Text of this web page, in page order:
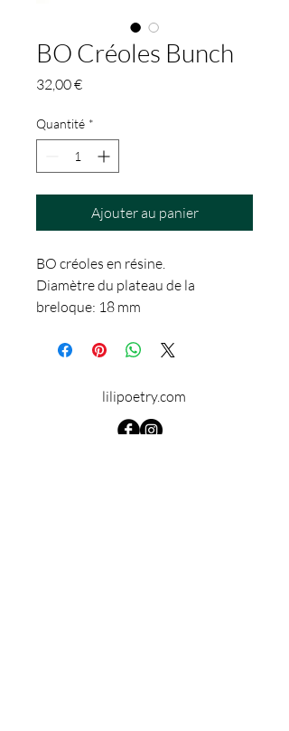
BO Créoles Bunch
32,00 €Prix
Quantité *
Ajouter au panier
BO créoles en résine.
Diamètre du plateau de la
breloque: 18 mm
Longueur: 5,2 cm
Sans nickellilipoetry.com